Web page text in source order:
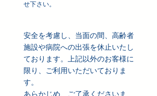
せ下さい。
安全を考慮し、当面の間、高齢者
施設や病院への出張を休止いたし
ております。上記以外のお客様に
限り、ご利用いただいておりま
す。
あらかじめ、ご了承くださいま